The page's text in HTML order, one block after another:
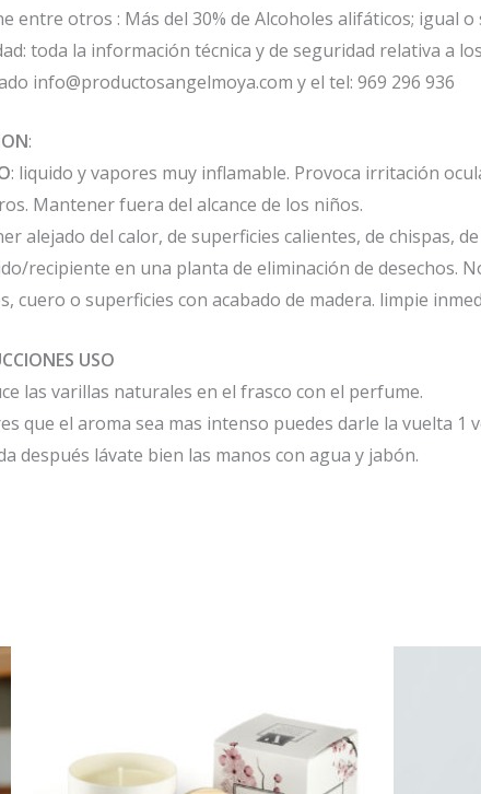
entre otros : Más del 30% de Alcoholes alifáticos; igual
toda la información técnica y de seguridad relativa a
info@productosangelmoya.com y el tel: 969 296 936
:
: liquido y vapores muy inflamable. Provoca irritación
Mantener fuera del alcance de los niños.
alejado del calor, de superficies calientes, de chispas,
recipiente en una planta de eliminación de desechos.
cuero o superficies con acabado de madera. limpie
USO
las varillas naturales en el frasco con el perfume.
que el aroma sea mas intenso puedes darle la vuelta 1
después lávate bien las manos con agua y jabón.